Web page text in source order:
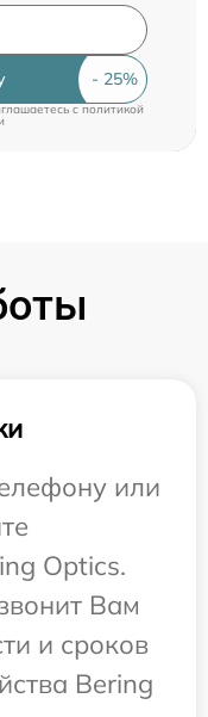
cполитикой
или
Optics.
Вам
и сроков
Bering